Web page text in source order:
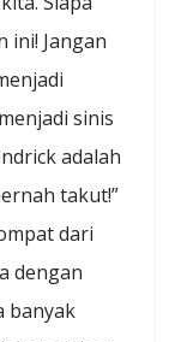
ini! Jangan
sinis
adalah
takut!”
dari
dengan
banyak